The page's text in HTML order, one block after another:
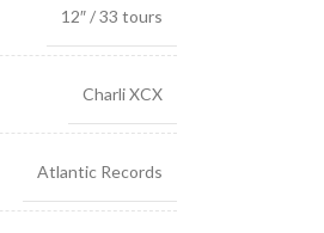
12″ / 33 tours
Charli XCX
Atlantic Records